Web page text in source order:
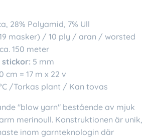
28% Polyamid, 7% Ull
19 masker) / 10 ply / aran / worsted
150 meter
stickor: 5 mm
cm = 17 m x 22 v
/Torkas plant / Kan tovas
"blow yarn" bestående av mjuk
merinoull. Konstruktionen är unik,
inom garnteknologin där